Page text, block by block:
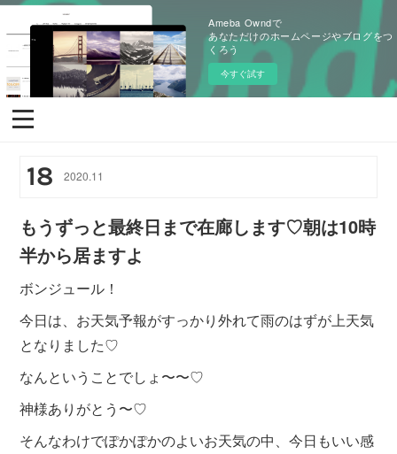
Ameba Owndで
あなただけのホームページやブログをつ
くろう
今すぐ試す
18 2020.11
もうずっと最終日まで在廊します♡朝は10時
半から居ますよ
ボンジュール！
今日は、お天気予報がすっかり外れて雨のはずが上天気
となりました♡
なんということでしょ〜〜♡
神様ありがとう〜♡
そんなわけでぽかぽかのよいお天気の中、今日もいい感